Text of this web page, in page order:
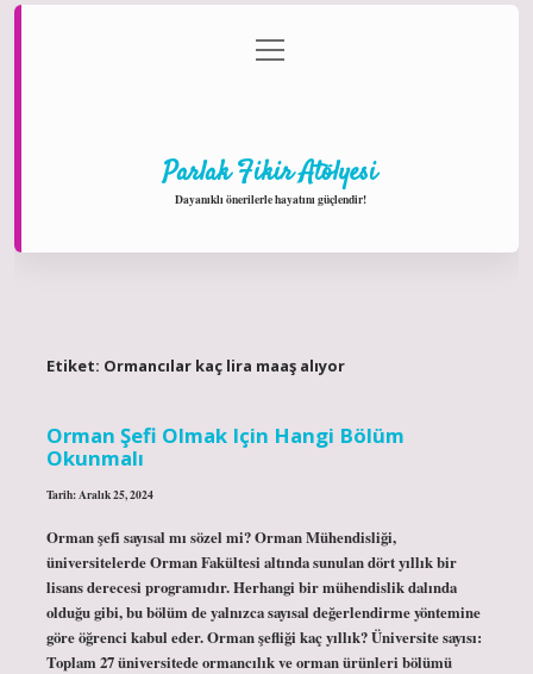
Gizlilik Politikası
menüyü
aç
Parlak Fikir Atölyesi
Dayanıklı önerilerle hayatını güçlendir!
Etiket: Ormancılar kaç lira maaş alıyor
Orman Şefi Olmak Için Hangi Bölüm
Okunmalı
Tarih: Aralık 25, 2024
Orman şefi sayısal mı sözel mi? Orman Mühendisliği,
üniversitelerde Orman Fakültesi altında sunulan dört yıllık bir
lisans derecesi programıdır. Herhangi bir mühendislik dalında
olduğu gibi, bu bölüm de yalnızca sayısal değerlendirme yöntemine
göre öğrenci kabul eder. Orman şefliği kaç yıllık? Üniversite sayısı:
Toplam 27 üniversitede ormancılık ve orman ürünleri bölümü